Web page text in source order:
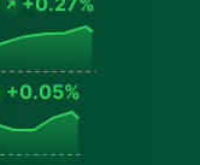
+0.05%